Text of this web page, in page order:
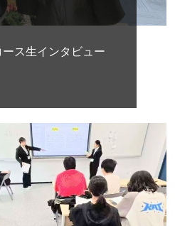
ス生インタビュー